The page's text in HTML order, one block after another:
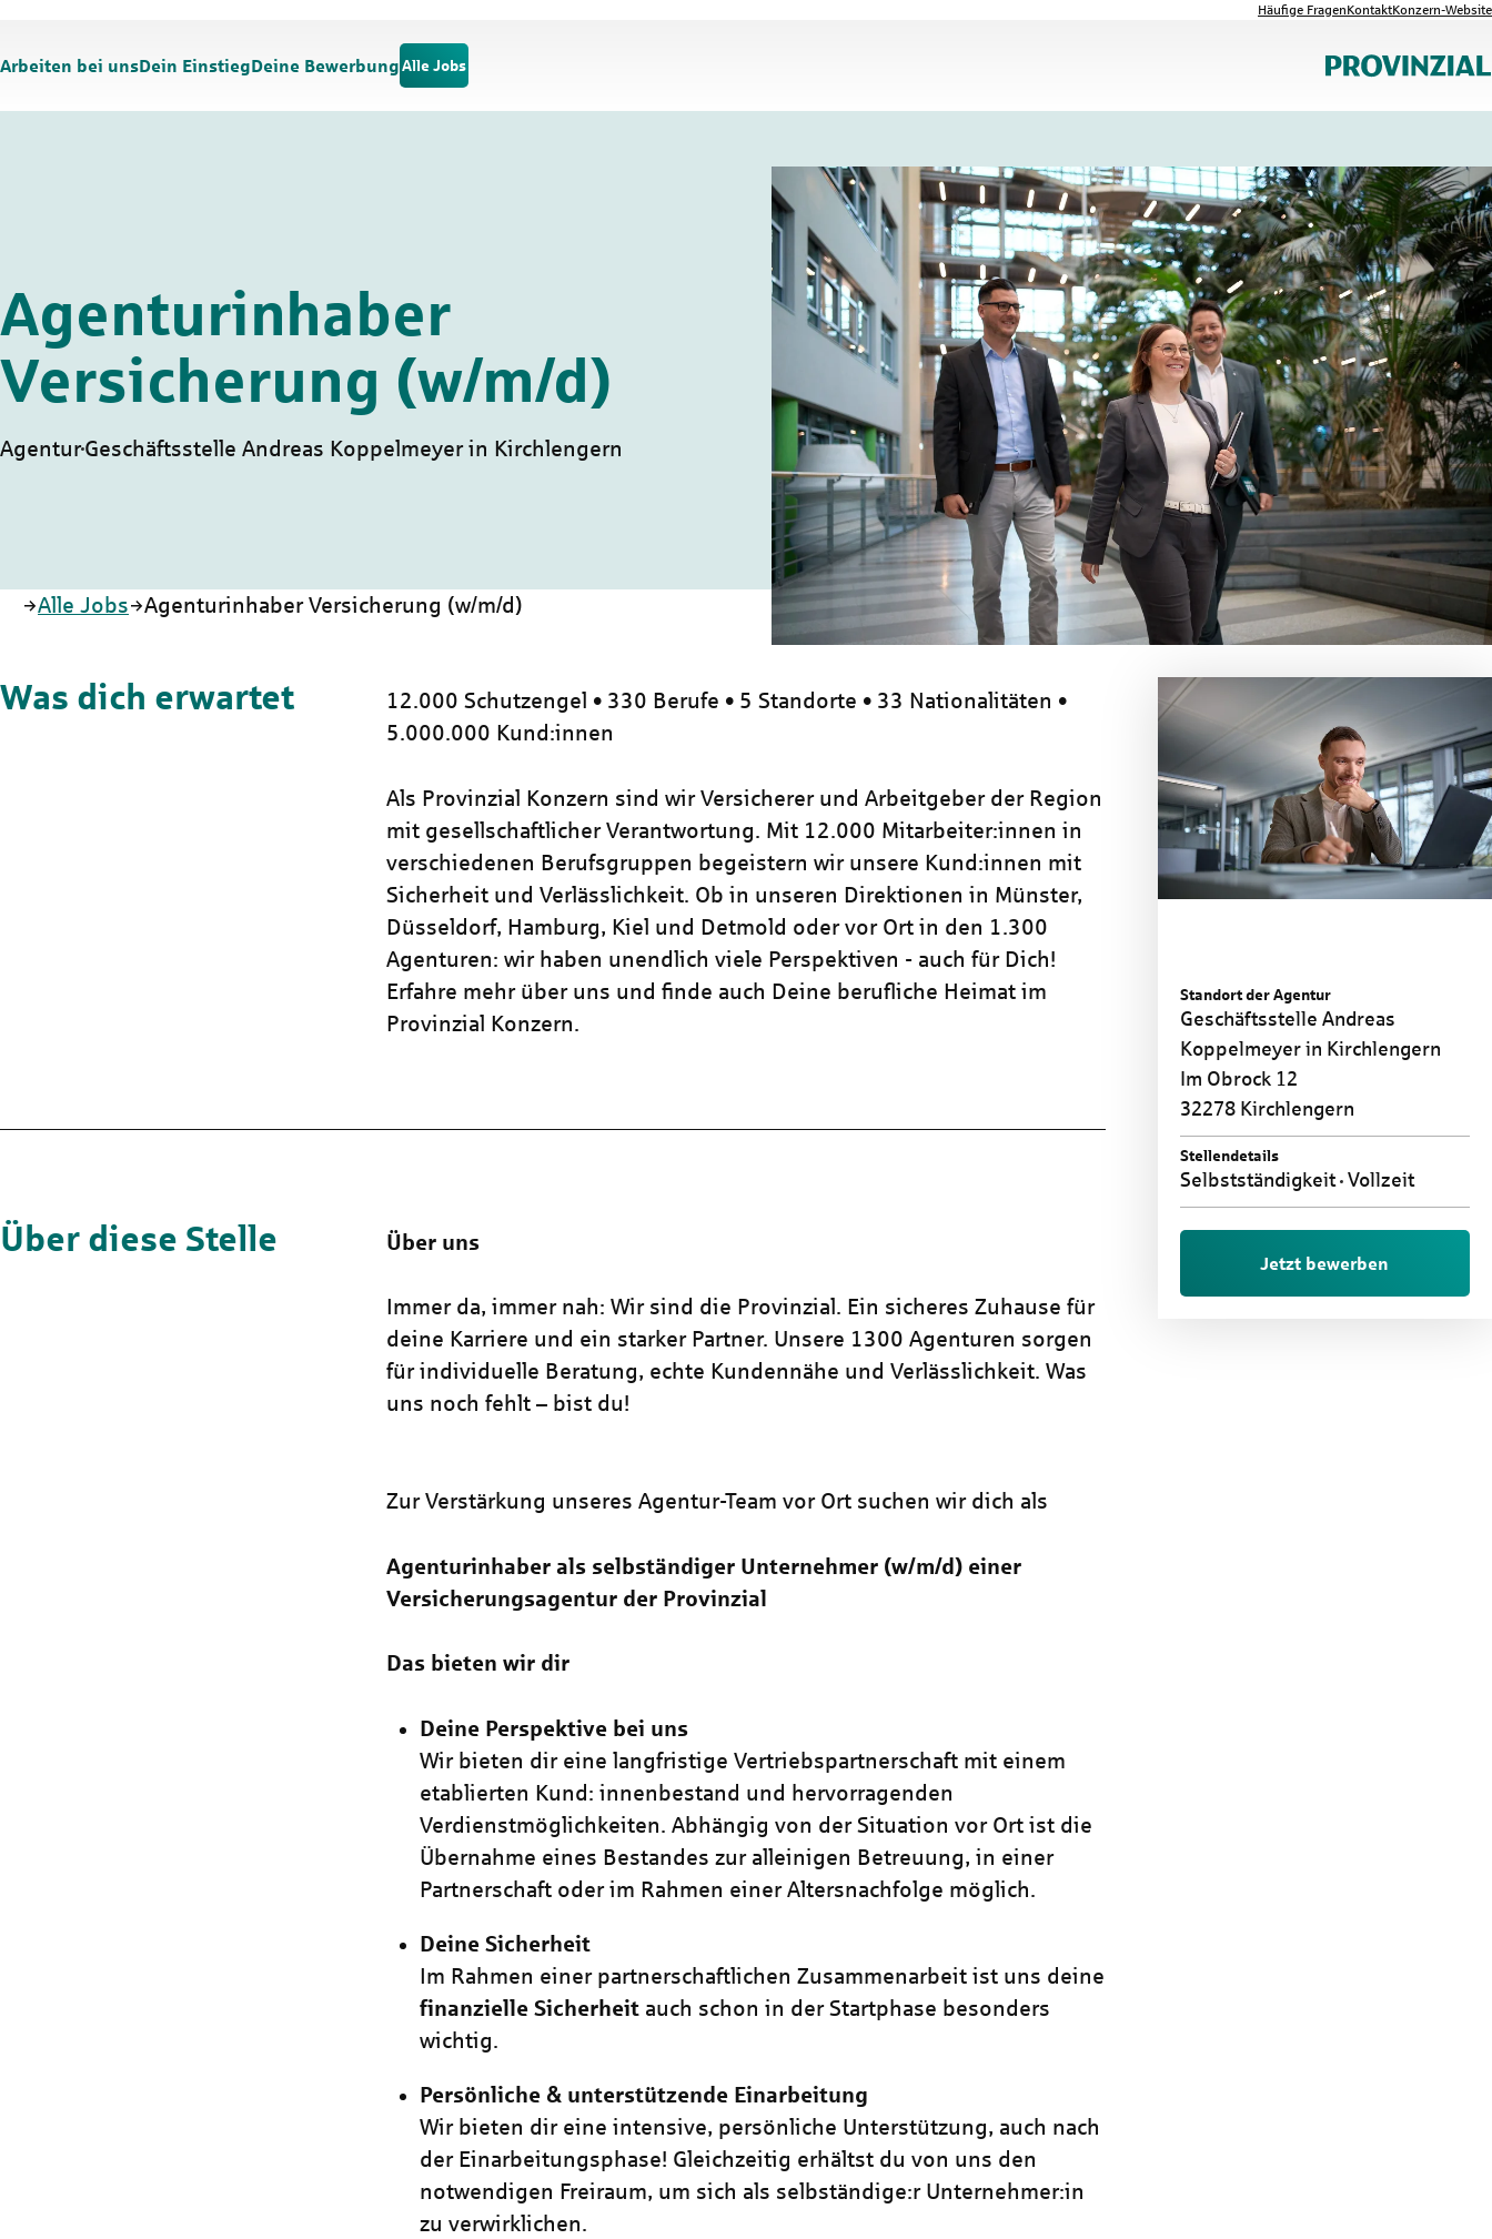
Häufige FragenKontaktKonzern-Website
Arbeiten bei unsDein EinstiegDeine Bewerbung Alle Jobs
Agenturinhaber
Versicherung (w/m/d)
AgenturGeschäftsstelle Andreas Koppelmeyer in Kirchlengern
Startseite
Alle Jobs Agenturinhaber Versicherung (w/m/d)
Standort der Agentur
Geschäftsstelle Andreas
Koppelmeyer in Kirchlengern
Im Obrock 12
32278 Kirchlengern
Stellendetails
Selbstständigkeit Vollzeit
Jetzt bewerben
Was dich erwartet
12.000 Schutzengel • 330 Berufe • 5 Standorte • 33 Nationalitäten •
5.000.000 Kund:innen
Als Provinzial Konzern sind wir Versicherer und Arbeitgeber der Region
mit gesellschaftlicher Verantwortung. Mit 12.000 Mitarbeiter:innen in
verschiedenen Berufsgruppen begeistern wir unsere Kund:innen mit
Sicherheit und Verlässlichkeit. Ob in unseren Direktionen in Münster,
Düsseldorf, Hamburg, Kiel und Detmold oder vor Ort in den 1.300
Agenturen: wir haben unendlich viele Perspektiven - auch für Dich!
Erfahre mehr über uns und finde auch Deine berufliche Heimat im
Provinzial Konzern.
Über diese Stelle Über uns
Immer da, immer nah: Wir sind die Provinzial. Ein sicheres Zuhause für
deine Karriere und ein starker Partner. Unsere 1300 Agenturen sorgen
für individuelle Beratung, echte Kundennähe und Verlässlichkeit. Was
uns noch fehlt – bist du!
Zur Verstärkung unseres Agentur-Team vor Ort suchen wir dich als
Agenturinhaber als selbständiger Unternehmer (w/m/d) einer
Versicherungsagentur der Provinzial
Das bieten wir dir
Deine Perspektive bei uns
Wir bieten dir eine langfristige Vertriebspartnerschaft mit einem
etablierten Kund: innenbestand und hervorragenden
Verdienstmöglichkeiten. Abhängig von der Situation vor Ort ist die
Übernahme eines Bestandes zur alleinigen Betreuung, in einer
Partnerschaft oder im Rahmen einer Altersnachfolge möglich.
Deine Sicherheit
Im Rahmen einer partnerschaftlichen Zusammenarbeit ist uns deine
finanzielle Sicherheit auch schon in der Startphase besonders
wichtig.
Persönliche & unterstützende Einarbeitung
Wir bieten dir eine intensive, persönliche Unterstützung, auch nach
der Einarbeitungsphase! Gleichzeitig erhältst du von uns den
notwendigen Freiraum, um sich als selbständige:r Unternehmer:in
zu verwirklichen.